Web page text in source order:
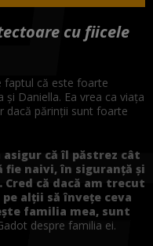
cu fiicele
faptul că este foarte
Daniella. Ea vrea ca viața
dacă părinții sunt foarte
că îl păstrez cât
fie naivi, în siguranță și
că dacă am trecut
alții să învețe ceva
familia mea, sunt
despre familia ei.